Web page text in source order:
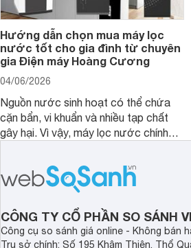
Hướng dẫn chọn mua máy lọc
nước tốt cho gia đình từ chuyên
gia Điện máy Hoàng Cương
04/06/2026
Nguồn nước sinh hoạt có thể chứa
cặn bẩn, vi khuẩn và nhiều tạp chất
gây hại. Vì vậy, máy lọc nước chính
sức khỏe và đảm bảo nguồn nước
sạch cho cả gia đình.
CÔNG TY CỔ PHẦN SO SÁNH
Công cụ so sánh giá online - Không bán
Trụ sở chính: Số 195 Khâm Thiên, Thổ